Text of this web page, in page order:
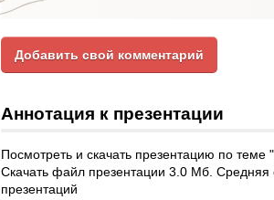
Добавить свой комментарий
Аннотация к презентации
Посмотреть и скачать презентацию по
Скачать файл презентации 3.0 Мб.
презентаций